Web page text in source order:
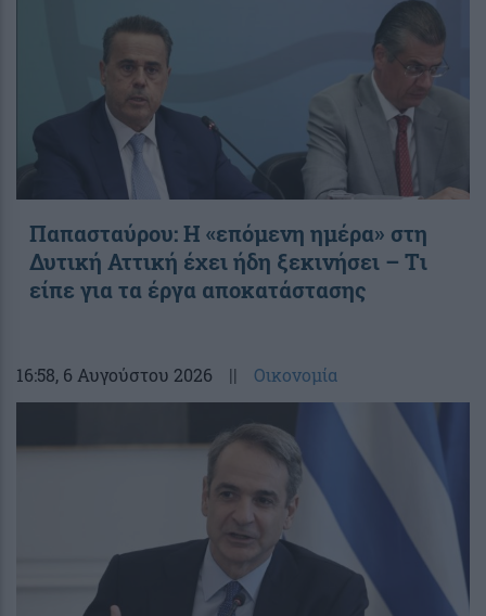
Παπασταύρου: Η «επόμενη ημέρα» στη
Δυτική Αττική έχει ήδη ξεκινήσει – Tι
είπε για τα έργα αποκατάστασης
16:58, 6 Αυγούστου 2026 || Οικονομία